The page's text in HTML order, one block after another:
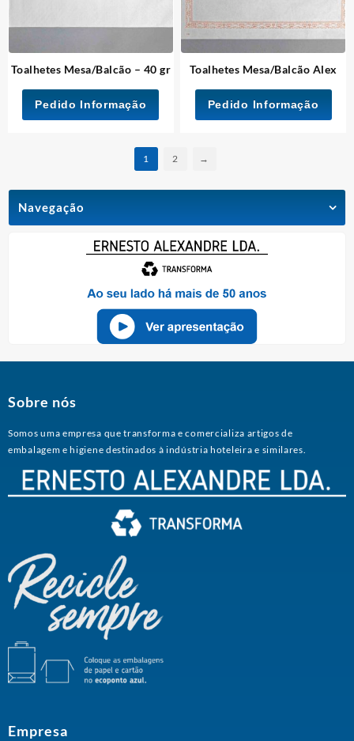
Navegação
Toalhetes Mesa/Balcão – 40 gr
Pedido Informação
Toalhetes Mesa/Balcão Alex
Pedido Informação
1 2 →
Sobre nós
Somos uma empresa que transforma e comercializa artigos de
embalagem e higiene destinados à indústria hoteleira e similares.
Empresa